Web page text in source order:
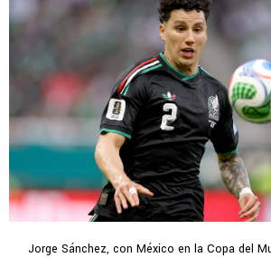
Jorge Sánchez, con México en la Copa del